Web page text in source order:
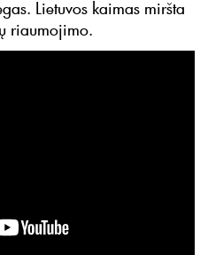
Lietuvos kaimas miršta
riaumojimo.